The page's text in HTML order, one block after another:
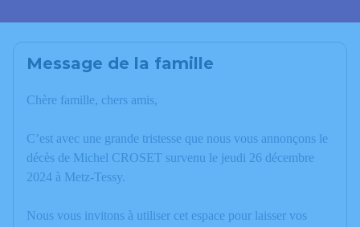
Message de la famille
Chère famille, chers amis,
C’est avec une grande tristesse que nous vous annonçons le
décès de Michel CROSET survenu le jeudi 26 décembre
2024 à Metz-Tessy.
Nous vous invitons à utiliser cet espace pour laisser vos